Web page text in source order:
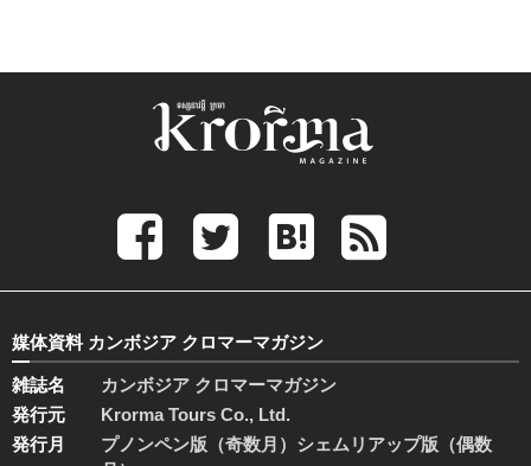
媒体資料 カンボジア クロマーマガジン
雑誌名
カンボジア クロマーマガジン
発行元
Krorma Tours Co., Ltd.
発行月
プノンペン版（奇数月）シェムリアップ版（偶数